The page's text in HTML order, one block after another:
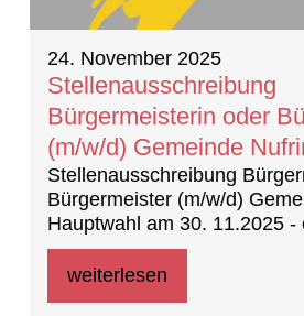
24. November 2025
Stellenausschreibung
Bürgermeisterin oder
(m/w/d) Gemeinde
Stellenausschreibung
Bürgermeister (m/w/d)
Hauptwahl am 30. 11.2025 -
notwendige Stichwahl am
weiterlesen